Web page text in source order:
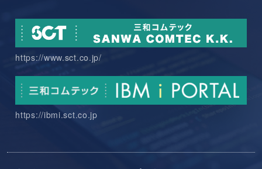
https://www.sct.co.jp/
https://ibmi.sct.co.jp